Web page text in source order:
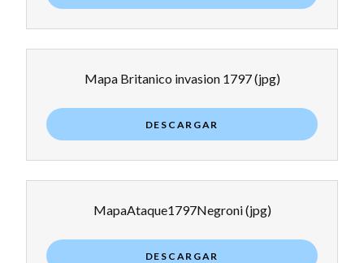
Mapa Britanico invasion 1797(jpg)
DESCARGAR
MapaAtaque1797Negroni(jpg)
DESCARGAR